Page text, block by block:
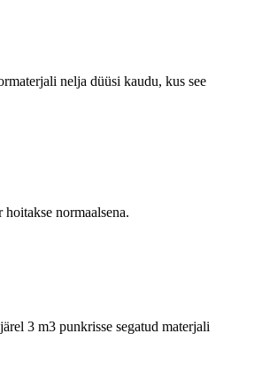
nelja düüsi kaudu, kus see
normaalsena.
3 m3 punkrisse segatud materjali